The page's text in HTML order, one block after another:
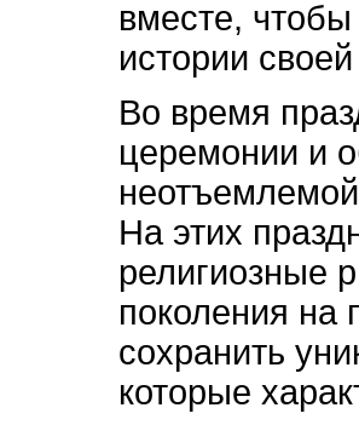
вместе,
истории
Во время
церемонии и
На этих
религиозные
поколения на
сохранить
которые